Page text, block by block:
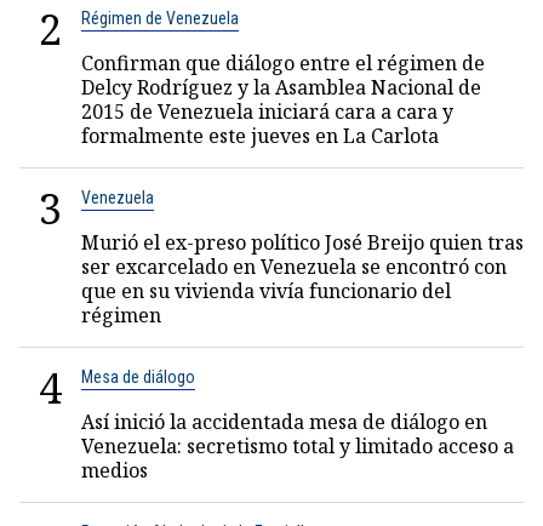
2 Régimen de Venezuela
Confirman que diálogo entre el régimen de
Delcy Rodríguez y la Asamblea Nacional de
2015 de Venezuela iniciará cara a cara y
formalmente este jueves en La Carlota
3 Venezuela
Murió el ex-preso político José Breijo quien tras
ser excarcelado en Venezuela se encontró con
que en su vivienda vivía funcionario del
régimen
4 Mesa de diálogo
Así inició la accidentada mesa de diálogo en
Venezuela: secretismo total y limitado acceso a
medios